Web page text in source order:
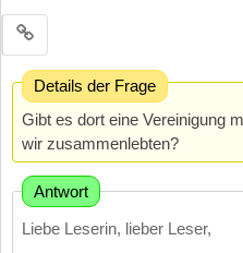
Details der Frage
Gibt es dort eine Vereinigung
wir zusammenlebten?
Antwort
Liebe Leserin, lieber Leser,